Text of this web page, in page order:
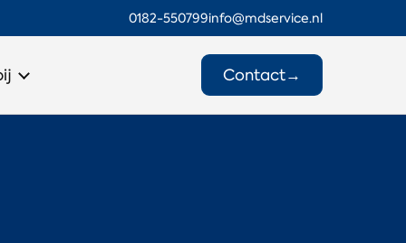
0182-550799info@mdservice.nl
Contact→